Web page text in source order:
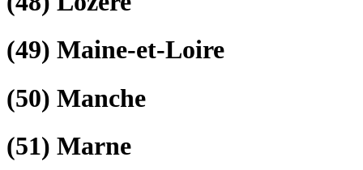
(49) Maine-et-Loire
(50) Manche
(51) Marne